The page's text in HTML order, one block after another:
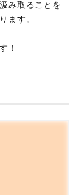
み取ることを
ます。
！